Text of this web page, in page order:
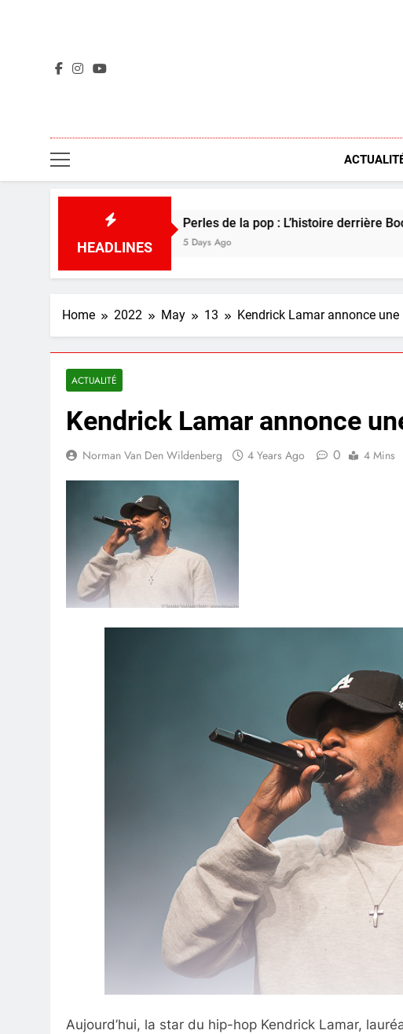
HEADLINES
Perles de la pop : L’histoire derrière Boomtown Rats –
5 Days Ago
Home 2022 May 13 Kendrick Lamar annonce
ACTUALITÉ
Kendrick Lamar annonce
Norman Van Den Wildenberg 4 Years Ago 0 4 Mins
Aujourd’hui, la star du hip-hop Kendrick Lamar,